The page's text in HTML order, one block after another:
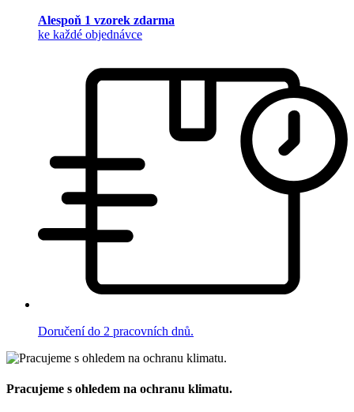
Alespoň 1 vzorek zdarma
ke každé objednávce
Doručení do 2 pracovních dnů.
Pracujeme s ohledem na ochranu klimatu.